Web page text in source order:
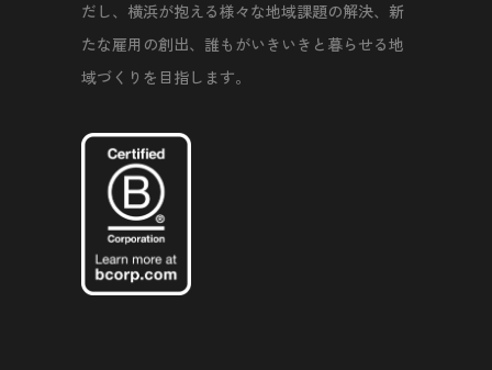
だし、横浜が抱える様々な地域課題の解決、新
たな雇用の創出、誰もがいきいきと暮らせる地
域づくりを目指します。